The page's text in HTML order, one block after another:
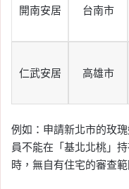
開南安居 台南市
仁武安居 高雄市
例如：申請新北市的玫
員不能在「基北北桃」
時，無自有住宅的審查